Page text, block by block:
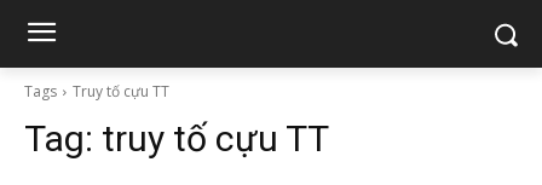
Tags Truy tố cựu TT
Tag: truy tố cựu TT